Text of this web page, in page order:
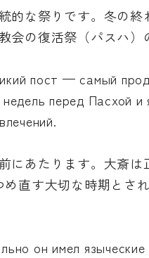
な祭りです。冬の終
の復活祭（パスハ）
пост — самый
перед Пасхой и
あたります。大斎は
直す大切な時期とさ
он имел